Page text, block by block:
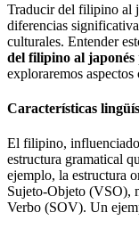
Traducir del filipino al
diferencias
culturales. Entender
del filipino al japonés
exploraremos
Características
El filipino, influenciado
estructura gramatical
ejemplo, la estructura
Sujeto-Objeto (VSO),
Verbo (SOV). Un